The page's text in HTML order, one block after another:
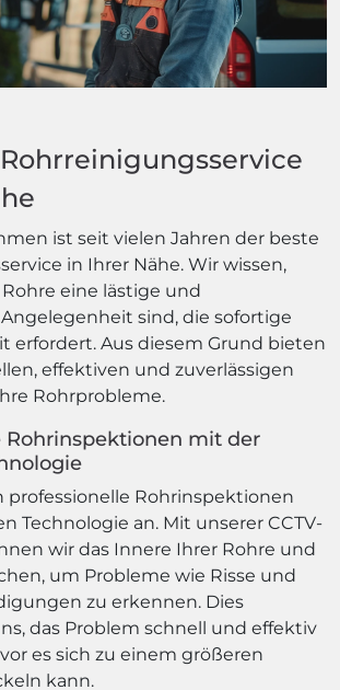
ist seit vielen Jahren der beste
in Ihrer Nähe. Wir wissen,
eine lästige und
sind, die sofortige
erfordert. Aus diesem Grund bieten
effektiven und zuverlässigen
Rohrprobleme.
Rohrinspektionen mit der
professionelle Rohrinspektionen
Technologie an. Mit unserer CCTV-
wir das Innere Ihrer Rohre und
um Probleme wie Risse und
zu erkennen. Dies
das Problem schnell und effektiv
es sich zu einem größeren
kann.